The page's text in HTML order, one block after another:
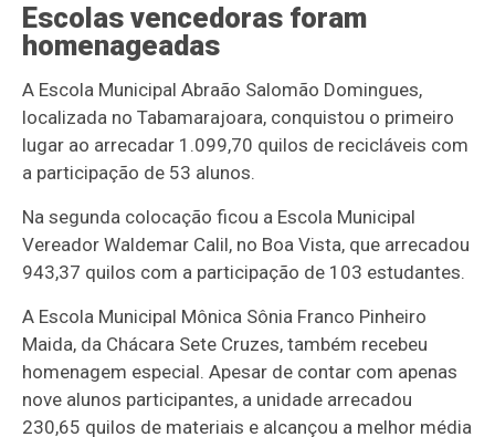
Escolas vencedoras foram
homenageadas
A Escola Municipal Abraão Salomão Domingues,
localizada no Tabamarajoara, conquistou o primeiro
lugar ao arrecadar 1.099,70 quilos de recicláveis com
a participação de 53 alunos.
Na segunda colocação ficou a Escola Municipal
Vereador Waldemar Calil, no Boa Vista, que arrecadou
943,37 quilos com a participação de 103 estudantes.
A Escola Municipal Mônica Sônia Franco Pinheiro
Maida, da Chácara Sete Cruzes, também recebeu
homenagem especial. Apesar de contar com apenas
nove alunos participantes, a unidade arrecadou
230,65 quilos de materiais e alcançou a melhor média